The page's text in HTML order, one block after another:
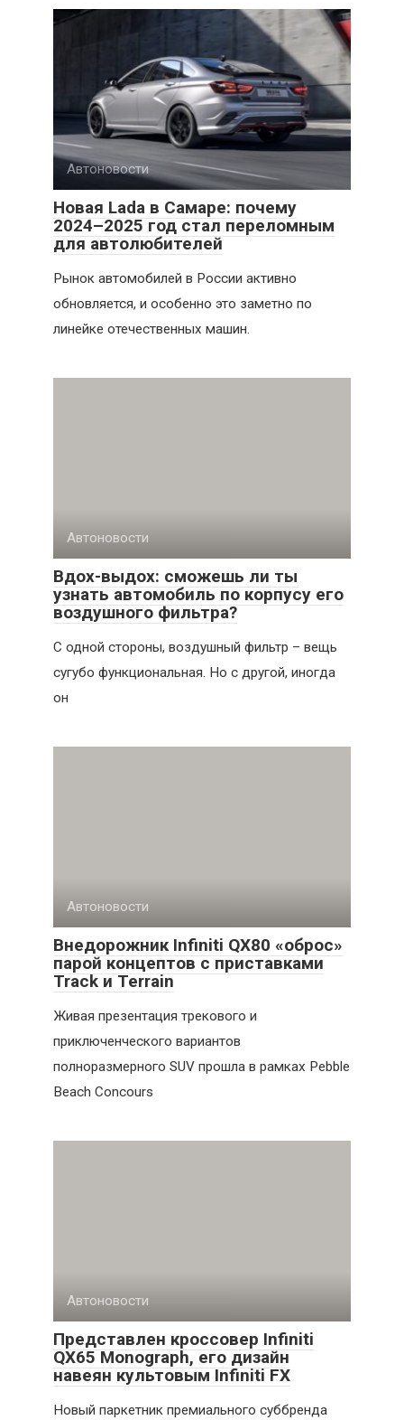
Автоновости
Новая Lada в Самаре: почему
2024–2025 год стал переломным
для автолюбителей
Рынок автомобилей в России активно
обновляется, и особенно это заметно по
линейке отечественных машин.
Автоновости
Вдох-выдох: сможешь ли ты
узнать автомобиль по корпусу его
воздушного фильтра?
С одной стороны, воздушный фильтр – вещь
сугубо функциональная. Но с другой, иногда
он
Автоновости
Внедорожник Infiniti QX80 «оброс»
парой концептов с приставками
Track и Terrain
Живая презентация трекового и
приключенческого вариантов
полноразмерного SUV прошла в рамках Pebble
Beach Concours
Автоновости
Представлен кроссовер Infiniti
QX65 Monograph, его дизайн
навеян культовым Infiniti FX
Новый паркетник премиального суббренда